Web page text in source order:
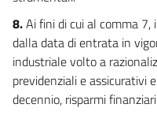
8.Ai fini di cui al comma
dalla data di entrata in
industriale volto a
previdenziali e assicurativi
decennio, risparmi